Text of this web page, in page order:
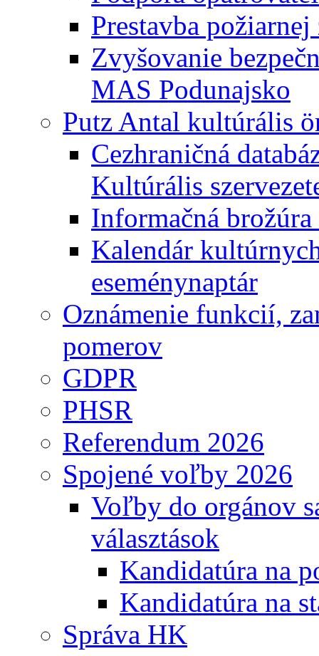
Prestavba
Zvyšovanie
MAS Podunajsko
Putz Antal kultúrális
Cezhraničná
Kultúrális
Informačná
Kalendár
eseménynaptár
Oznámenie funkcií,
pomerov
GDPR
PHSR
Referendum 2026
Spojené voľby 2026
Voľby do orgánov
választások
Kandidatúra na
Kandidatúra na
Správa HK